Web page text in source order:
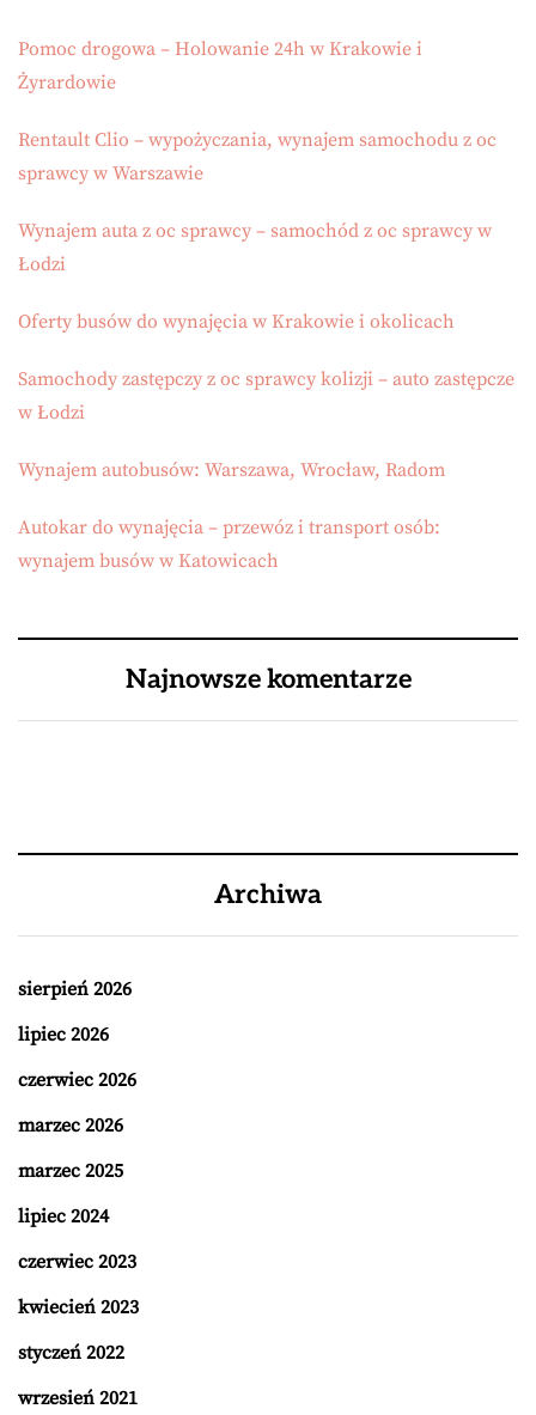
Pomoc drogowa – Holowanie 24h w Krakowie i
Żyrardowie
Rentault Clio – wypożyczania, wynajem samochodu z oc
sprawcy w Warszawie
Wynajem auta z oc sprawcy – samochód z oc sprawcy w
Łodzi
Oferty busów do wynajęcia w Krakowie i okolicach
Samochody zastępczy z oc sprawcy kolizji – auto zastępcze
w Łodzi
Wynajem autobusów: Warszawa, Wrocław, Radom
Autokar do wynajęcia – przewóz i transport osób:
wynajem busów w Katowicach
Najnowsze komentarze
Archiwa
sierpień 2026
lipiec 2026
czerwiec 2026
marzec 2026
marzec 2025
lipiec 2024
czerwiec 2023
kwiecień 2023
styczeń 2022
wrzesień 2021